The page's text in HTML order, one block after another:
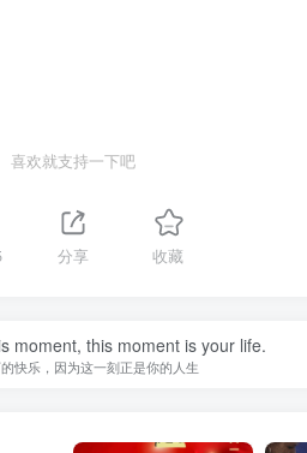
喜欢就支持一下吧
分享 收藏
moment, this moment is your life.
快乐，因为这一刻正是你的人生